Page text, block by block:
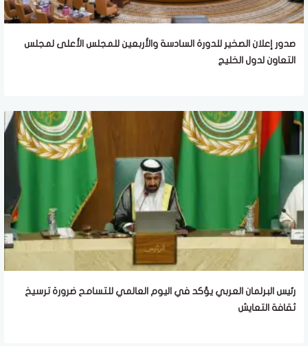
صدور إعلان الصخير للدورة السادسة والأربعين للمجلس الأعلى لمجلس
التعاون لدول الخليج
رئيس البرلمان العربي يؤكد في اليوم العالمي للتسامح ضرورة ترسيخ
ثقافة التعايش